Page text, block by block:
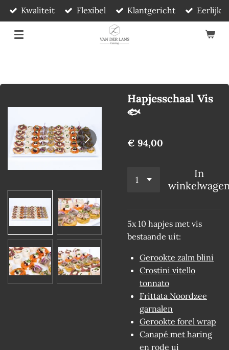
Ga
direct
naar
Kwaliteit Flexibel Klantgericht Eerlijk
Hapjesschaal Vis
🐟
€ 94,00
In
5x 10 hapjes met vis
bestaande uit:
Gerookte zalm blini
Crostini vitello
tonnato
Frittata Noordzee
garnalen
Gerookte forel wrap
Canapé met haring
en rode ui